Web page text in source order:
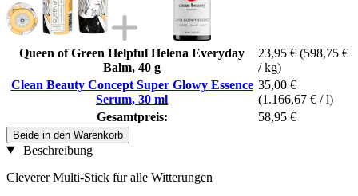
Queen of Green Helpful Helena Everyday
Balm, 40 g
23,95 € (598,75 €
/ kg)
Clean Beauty Concept Super Glowy Essence
Serum, 30 ml
35,00 €
(1.166,67 € / l)
Gesamtpreis:
58,95 €
Beide in den Warenkorb
Beschreibung
Cleverer Multi-Stick für alle Witterungen